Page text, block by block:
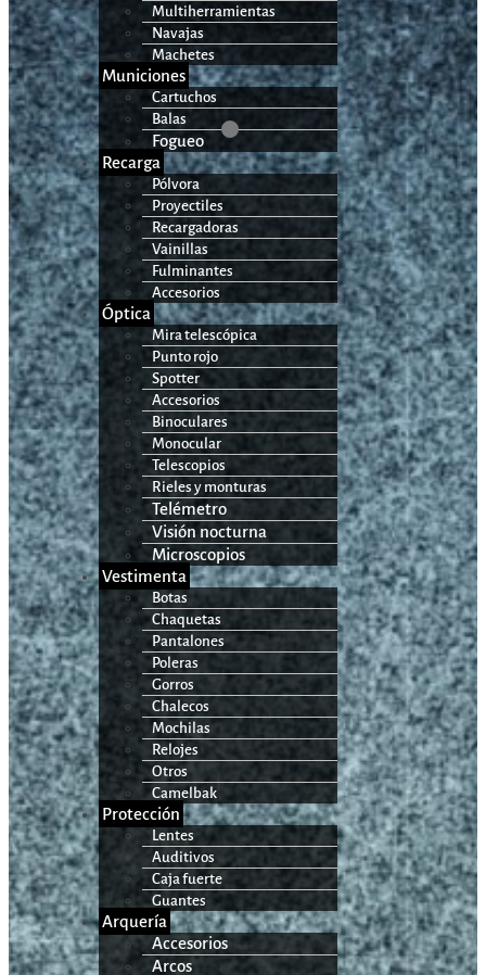
Multiherramientas
Navajas
Machetes
Municiones
Cartuchos
Balas
Fogueo
Recarga
Pólvora
Proyectiles
Recargadoras
Vainillas
Fulminantes
Accesorios
Óptica
Mira telescópica
Punto rojo
Spotter
Accesorios
Binoculares
Monocular
Telescopios
Rieles y monturas
Telémetro
Visión nocturna
Microscopios
Vestimenta
Botas
Chaquetas
Pantalones
Poleras
Gorros
Chalecos
Mochilas
Relojes
Otros
Camelbak
Protección
Lentes
Auditivos
Caja fuerte
Guantes
Arquería
Accesorios
Arcos